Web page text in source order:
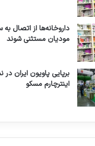
داروخانه‌ها از اتصال به
مودیان مستثنی شوند
برپایی پاویون ایران در
اینترچارم مسکو